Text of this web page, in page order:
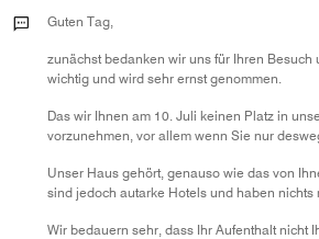
Guten Tag,
zunächst bedanken wir uns für Ihren
wichtig und wird sehr ernst genommen.
Das wir Ihnen am 10. Juli keinen Platz in
vorzunehmen, vor allem wenn Sie nur
Unser Haus gehört, genauso wie das von
sind jedoch autarke Hotels und haben
Wir bedauern sehr, dass Ihr Aufenthalt nicht